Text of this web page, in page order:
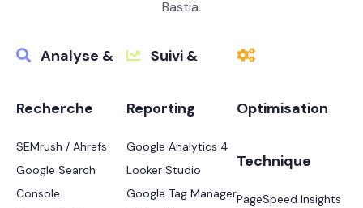
Bastia.
Analyse &
Recherche
SEMrush / Ahrefs
Google Search
Console
Suivi &
Reporting
Google Analytics 4
Looker Studio
Google Tag Manager
Optimisation
Technique
PageSpeed Insights